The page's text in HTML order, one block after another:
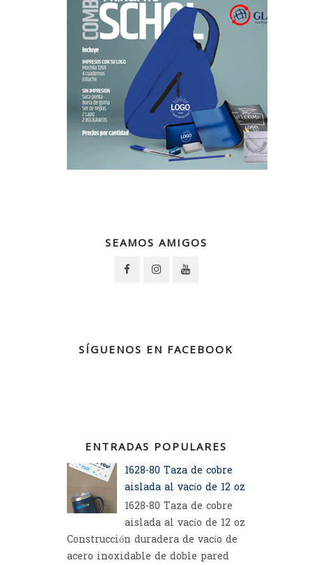
SEAMOS AMIGOS
SÍGUENOS EN FACEBOOK
ENTRADAS POPULARES
1628-80 Taza de cobre
aislada al vacío de 12 oz
1628-80 Taza de cobre
aislada al vacío de 12 oz
Construcción duradera de vacío de
acero inoxidable de doble pared